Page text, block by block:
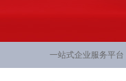
一站式企业服务平台